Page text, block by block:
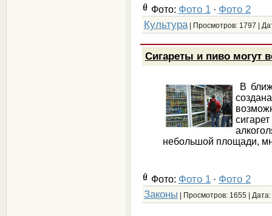
Фото: Фото 1· Фото 2
Культура| Просмотров: 1797 |
Сигареты и пиво могут
В
небольшой площади,
Фото: Фото 1· Фото 2
Законы | Просмотров: 1655 | Дата: